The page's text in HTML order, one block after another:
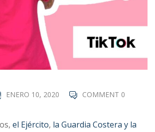
ENERO 10, 2020 COMMENT 0
el Ejército, la Guardia Costera y la